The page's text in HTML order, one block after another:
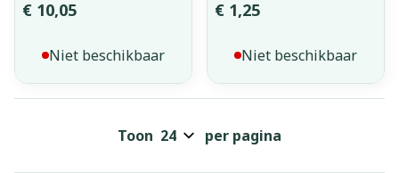
€ 10,05
Niet beschikbaar
€ 1,25
Niet beschikbaar
Toon per pagina